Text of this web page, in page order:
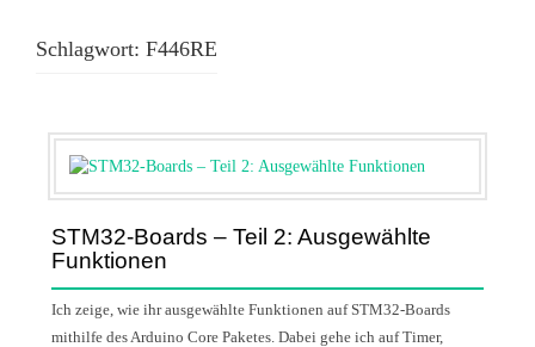
Schlagwort: F446RE
STM32-Boards – Teil 2: Ausgewählte
Funktionen
Ich zeige, wie ihr ausgewählte Funktionen auf STM32-Boards
mithilfe des Arduino Core Paketes. Dabei gehe ich auf Timer,